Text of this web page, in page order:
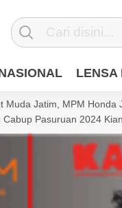
LENSA
Muda Jatim, MPM
Pasuruan 2024